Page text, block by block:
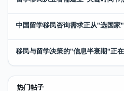
中国留学移民咨询需求正从"选国
移民与留学决策的"信息半衰期"正
热门帖子